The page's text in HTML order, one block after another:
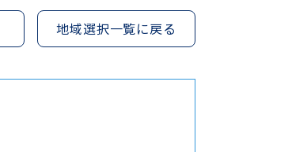
地域選択一覧に戻る